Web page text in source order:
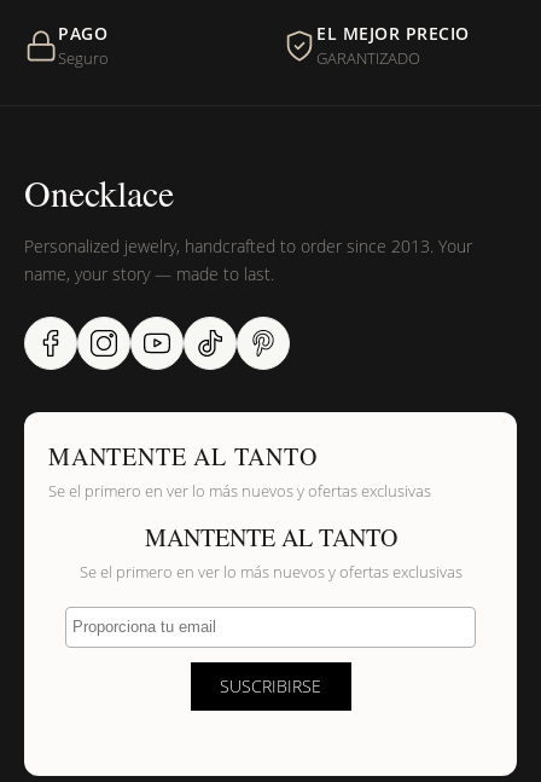
¿Sus productos son libres de níquel?
PAGO
Seguro
EL MEJOR PRECIO
GARANTIZADO
Onecklace
Personalized jewelry, handcrafted to order since 2013. Your
name, your story — made to last.
MANTENTE AL TANTO
Se el primero en ver lo más nuevos y ofertas exclusivas
MANTENTE AL TANTO
Se el primero en ver lo más nuevos y ofertas exclusivas
Proporciona tu email
SUSCRIBIRSE